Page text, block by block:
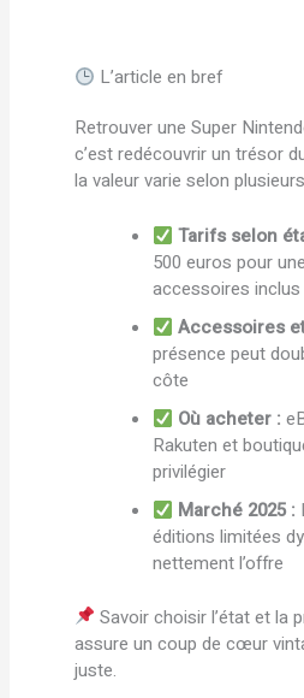
L’article en bref
Retrouver une Super
c’est redécouvrir un trésor
la valeur varie selon
Tarifs selon
500 euros pour
accessoires
Accessoires
présence peut
côte
Où acheter :
Rakuten et
privilégier
Marché 2025 :
éditions limitées
nettement l’offre
Savoir choisir l’état et la
assure un coup de cœur
juste.